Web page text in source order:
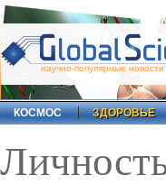
научно-популярные новости
КОСМОС ЗДОРОВЬЕ